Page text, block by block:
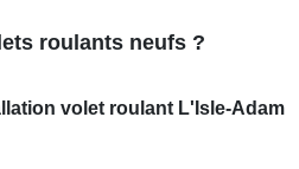
roulants neufs ?
volet roulant L'Isle-Adam